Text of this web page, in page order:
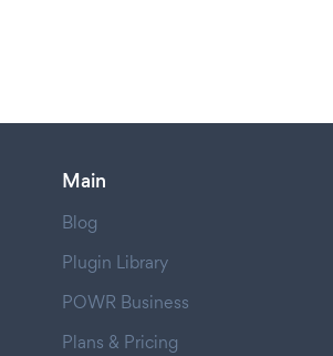
Main
Blog
Plugin Library
POWR Business
Plans & Pricing